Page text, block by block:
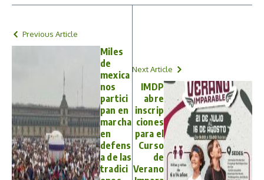
Previous Article
Miles
de
mexica
nos
partici
pan en
marcha
en
defens
a de las
tradici
Next Article
IMDP
abre
inscrip
ciones
para el
Curso
de
Verano